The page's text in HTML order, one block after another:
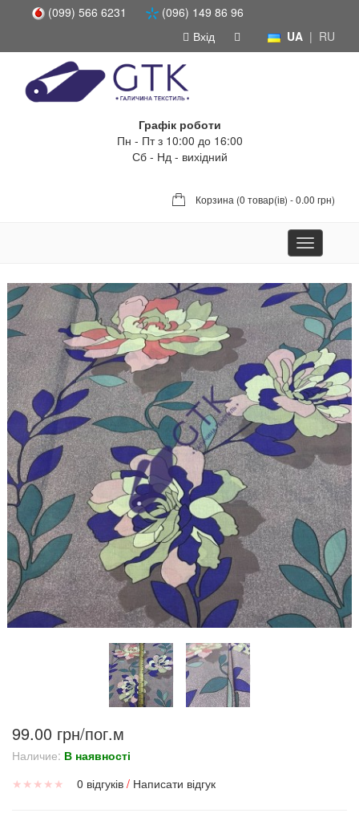
(099) 566 6231
(096) 149 86 96
UA | RU
Вхід
Графік роботи
Пн - Пт з 10:00 до 16:00
Сб - Нд - вихідний
Корзина (0 товар(ів) - 0.00 грн)
Toggle
navigation
99.00 грн/пог.м
Наличие: В наявності
★ ★ ★ ★ ★ 0 відгуків / Написати відгук